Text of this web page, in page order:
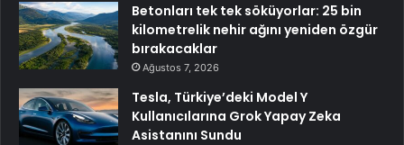
Betonları tek tek söküyorlar: 25 bin
kilometrelik nehir ağını yeniden özgür
bırakacaklar
Ağustos 7, 2026
Tesla, Türkiye’deki Model Y
Kullanıcılarına Grok Yapay Zeka
Asistanını Sundu